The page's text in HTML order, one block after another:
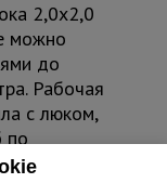
2,0х2,0
можно
до
Рабочая
с люком,
по
фанерным